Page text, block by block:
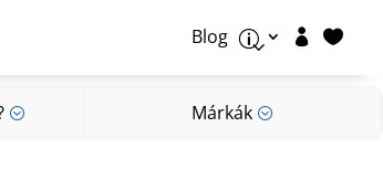
Blog p  
; Márkák ;
Márkák;